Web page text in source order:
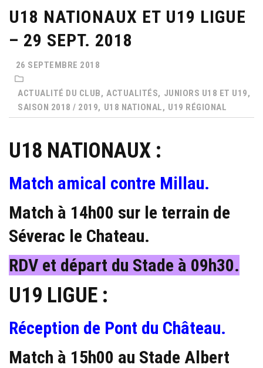
U18 NATIONAUX ET U19 LIGUE
– 29 SEPT. 2018
26 SEPTEMBRE 2018
ACTUALITÉ DU CLUB, ACTUALITÉS, JUNIORS U18 ET U19,
SAISON 2018 / 2019, U18 NATIONAL, U19 RÉGIONAL
U18 NATIONAUX :
Match amical contre Millau.
Match à 14h00 sur le terrain de
Séverac le Chateau.
RDV et départ du Stade à 09h30.
U19 LIGUE :
Réception de Pont du Château.
Match à 15h00 au Stade Albert